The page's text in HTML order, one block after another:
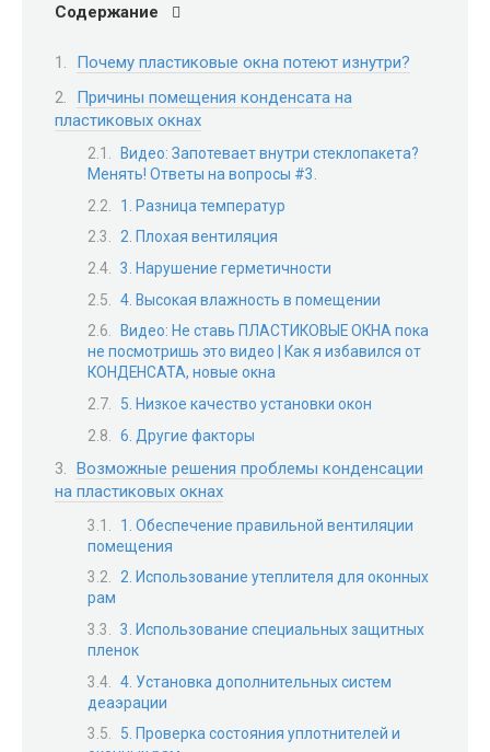
Содержание
Почему пластиковые окна потеют изнутри?
Причины помещения конденсата на
пластиковых окнах
Видео: Запотевает внутри стеклопакета?
Менять! Ответы на вопросы #3.
1. Разница температур
2. Плохая вентиляция
3. Нарушение герметичности
4. Высокая влажность в помещении
Видео: Не ставь ПЛАСТИКОВЫЕ ОКНА пока
не посмотришь это видео | Как я избавился от
КОНДЕНСАТА, новые окна
5. Низкое качество установки окон
6. Другие факторы
Возможные решения проблемы конденсации
на пластиковых окнах
1. Обеспечение правильной вентиляции
помещения
2. Использование утеплителя для оконных
рам
3. Использование специальных защитных
пленок
4. Установка дополнительных систем
деаэрации
5. Проверка состояния уплотнителей и